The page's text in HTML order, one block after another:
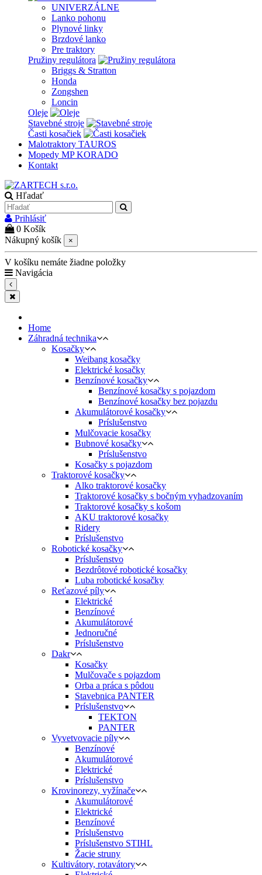
UNIVERZÁLNE
Lanko pohonu
Plynové linky
Brzdové lanko
Pre traktory
Pružiny regulátora
Briggs & Stratton
Honda
Zongshen
Loncin
Oleje
Stavebné stroje
Časti kosačiek
Malotraktory TAUROS
Mopedy MP KORADO
Kontakt
Hľadať
Prihlásiť
0 Košík
Nákupný košík
×
V košíku nemáte žiadne položky
Navigácia
Home
Záhradná technika
Kosačky
Weibang kosačky
Elektrické kosačky
Benzínové kosačky
Benzínové kosačky s pojazdom
Benzínové kosačky bez pojazdu
Akumulátorové kosačky
Príslušenstvo
Mulčovacie kosačky
Bubnové kosačky
Príslušenstvo
Kosačky s pojazdom
Traktorové kosačky
Alko traktorové kosačky
Traktorové kosačky s bočným vyhadzovaním
Traktorové kosačky s košom
AKU traktorové kosačky
Ridery
Príslušenstvo
Robotické kosačky
Príslušenstvo
Bezdrôtové robotické kosačky
Luba robotické kosačky
Reťazové píly
Elektrické
Benzínové
Akumulátorové
Jednoručné
Príslušenstvo
Dakr
Kosačky
Mulčovače s pojazdom
Orba a práca s pôdou
Stavebnica PANTER
Príslušenstvo
TEKTON
PANTER
Vyvetvovacie píly
Benzínové
Akumulátorové
Elektrické
Príslušenstvo
Krovinorezy, vyžínače
Akumulátorové
Elektrické
Benzínové
Príslušenstvo
Príslušenstvo STIHL
Žacie struny
Kultivátory, rotavátory